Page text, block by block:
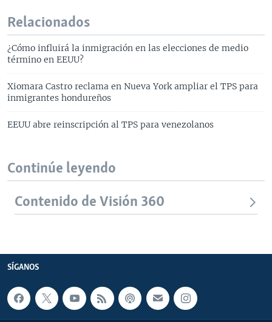
Relacionados
¿Cómo influirá la inmigración en las elecciones de medio
término en EEUU?
Xiomara Castro reclama en Nueva York ampliar el TPS para
inmigrantes hondureños
EEUU abre reinscripción al TPS para venezolanos
Continúe leyendo
Contenido de Visión 360
SÍGANOS